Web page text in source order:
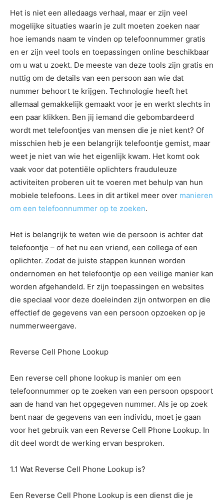
Het is niet een alledaags verhaal, maar er zijn veel
mogelijke situaties waarin je zult moeten zoeken naar
hoe iemands naam te vinden op telefoonnummer gratis
en er zijn veel tools en toepassingen online beschikbaar
om u wat u zoekt. De meeste van deze tools zijn gratis en
nuttig om de details van een persoon aan wie dat
nummer behoort te krijgen. Technologie heeft het
allemaal gemakkelijk gemaakt voor je en werkt slechts in
een paar klikken. Ben jij iemand die gebombardeerd
wordt met telefoontjes van mensen die je niet kent? Of
misschien heb je een belangrijk telefoontje gemist, maar
weet je niet van wie het eigenlijk kwam. Het komt ook
vaak voor dat potentiële oplichters frauduleuze
activiteiten proberen uit te voeren met behulp van hun
mobiele telefoons. Lees in dit artikel meer over manieren
om een telefoonnummer op te zoeken.
Het is belangrijk te weten wie de persoon is achter dat
telefoontje – of het nu een vriend, een collega of een
oplichter. Zodat de juiste stappen kunnen worden
ondernomen en het telefoontje op een veilige manier kan
worden afgehandeld. Er zijn toepassingen en websites
die speciaal voor deze doeleinden zijn ontworpen en die
effectief de gegevens van een persoon opzoeken op je
nummerweergave.
Reverse Cell Phone Lookup
Een reverse cell phone lookup is manier om een
telefoonnummer op te zoeken van een persoon opspoort
aan de hand van het opgegeven nummer. Als je op zoek
bent naar de gegevens van een individu, moet je gaan
voor het gebruik van een Reverse Cell Phone Lookup. In
dit deel wordt de werking ervan besproken.
1.1 Wat Reverse Cell Phone Lookup is?
Een Reverse Cell Phone Lookup is een dienst die je